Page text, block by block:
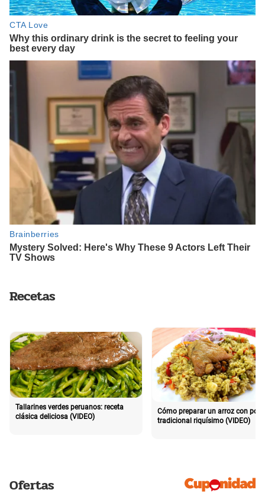
Recetas
Tallarines verdes peruanos: receta
clásica deliciosa (VIDEO)
Cómo preparar un arroz con pollo
tradicional riquísimo (VIDEO)
Ofertas